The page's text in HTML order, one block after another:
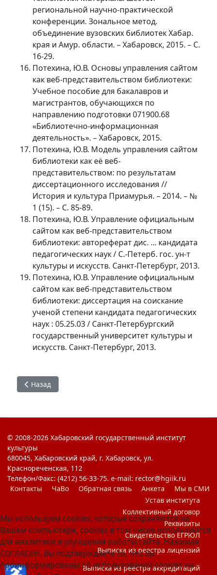
региональной научно-практической
конференции. Зональное метод.
объединение вузовских библиотек Хабар.
края и Амур. области. – Хабаровск, 2015. – С.
16-29.
Потехина, Ю.В. Основы управления сайтом
как веб-представительством библиотеки:
Учебное пособие для бакалавров и
магистрантов, обучающихся по
направлению подготовки 071900.68
«Библиотечно-информационная
деятельность». – Хабаровск, 2015.
Потехина, Ю.В. Модель управления сайтом
библиотеки как её веб-
представительством: по результатам
диссертационного исследования //
История и культура Приамурья. – 2014. – №
1 (15). – С. 85-89.
Потехина, Ю.В. Управление официальным
сайтом как веб-представительством
библиотеки: автореферат дис. ... кандидата
педагогических наук / С.-Петерб. гос. ун-т
культуры и искусств. Санкт-Петербург, 2013.
Потехина, Ю.В. Управление официальным
сайтом как веб-представительством
библиотеки: диссертация на соискание
ученой степени кандидата педагогических
наук : 05.25.03 / Санкт-Петербургский
государственный университет культуры и
искусств. Санкт-Петербург, 2013.
Предыдущий: Ярославцев А. В.
Назад
© 2008-2026 Хабаровский государственный институт
культуры
680045, Хабаровский край, г. Хабаровск, ул.
Краснореченская, 112
Телефон/Факс: (4212) 56-33-75. e-mail: rector@hgiik.ru
Контакты
ЧаВо Обратная связь Анкета
Мы в СМИ
Устав института
Коллективный договор
Реквизиты
Свидетельство ЕГРЮЛ
Выписка из реестра лицензий
Выписка из реестра аккредитаций
Мы используем cookies, которые сохраняются на
Вашем компьютере, cookies в том числе используются
для аналитики и улучшения работы сайта. Нажимая
СОГЛАСЕН, Вы подтверждаете то, что Вы
проинформированы об использовании cookies на